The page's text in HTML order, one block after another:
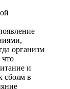
организм
что
и
сбоям в